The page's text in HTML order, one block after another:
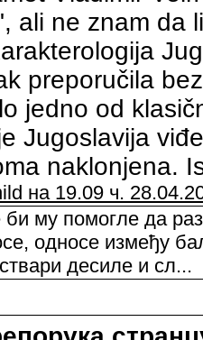
ali ne znam da
preporučila
jedno od
Jugoslavija
naklonjena.
на 19.09 ч.
би му помогле да
односе између
десиле и сл...